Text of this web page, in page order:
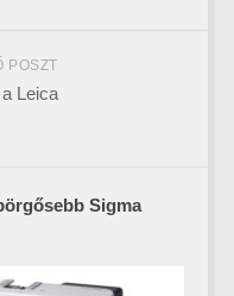
POSZT
Leica
Sigma